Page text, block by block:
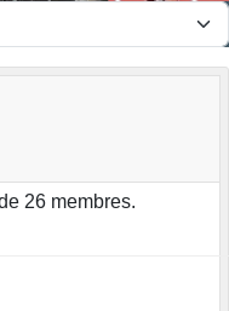
26 membres.